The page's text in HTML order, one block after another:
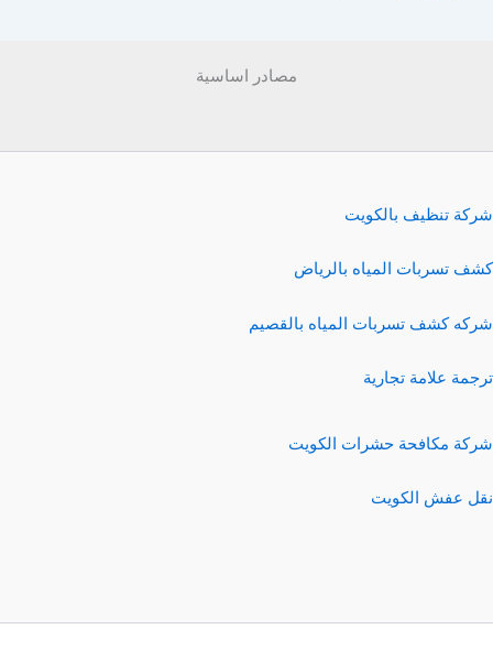
مصادر اساسية
شركة تنظيف بالكويت
كشف تسربات المياه بالرياض
شركه كشف تسربات المياه بالقصيم
ترجمة علامة تجارية
شركة مكافحة حشرات الكويت
نقل عفش الكويت